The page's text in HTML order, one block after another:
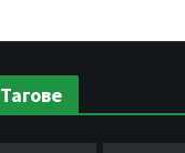
Тагове